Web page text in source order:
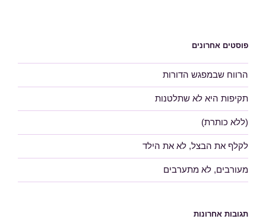
פוסטים אחרונים
הרווח שבמפגש הדורות
תקיפות היא לא שתלטנות
(ללא כותרת)
לקלף את הבצל, לא את הילד
מעורבים, לא מתערבים
תגובות אחרונות